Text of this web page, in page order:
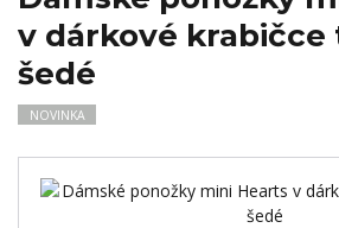
v dárkové krabičce
šedé
NOVINKA